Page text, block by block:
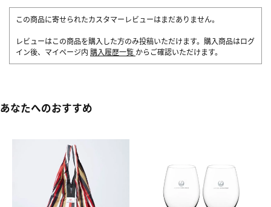
この商品に寄せられたカスタマーレビューはまだありません。
レビューはこの商品を購入した方のみ投稿いただけます。購入商品はログ
イン後、マイページ内 購入履歴一覧 からご確認いただけます。
あなたへのおすすめ